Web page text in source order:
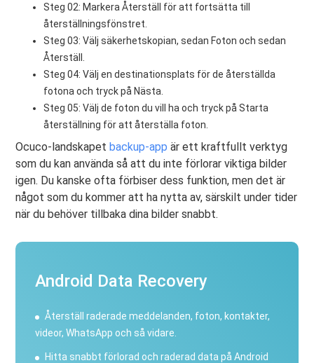
Steg 02: Markera Återställ för att fortsätta till
återställningsfönstret.
Steg 03: Välj säkerhetskopian, sedan Foton och sedan
Återställ.
Steg 04: Välj en destinationsplats för de återställda
fotona och tryck på Nästa.
Steg 05: Välj de foton du vill ha och tryck på Starta
återställning för att återställa foton.
Ocuco-landskapetbackup-app är ett kraftfullt verktyg
som du kan använda så att du inte förlorar viktiga bilder
igen. Du kanske ofta förbiser dess funktion, men det är
något som du kommer att ha nytta av, särskilt under tider
när du behöver tillbaka dina bilder snabbt.
Android Data Recovery
Återställ raderade meddelanden, foton, kontakter,
videor, WhatsApp och så vidare.
Hitta snabbt förlorad och raderad data på Android